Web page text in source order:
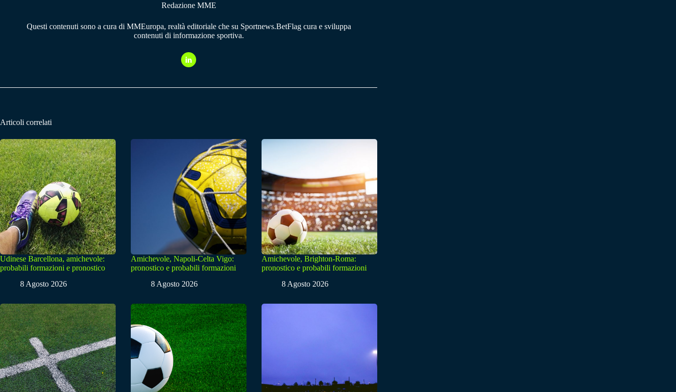
Redazione MME
Questi contenuti sono a cura di MMEuropa, realtà editoriale che su Sportnews.BetFlag cura e sviluppa
contenuti di informazione sportiva.
Articoli correlati
Udinese Barcellona, amichevole:
probabili formazioni e pronostico
8 Agosto 2026
Amichevole, Napoli-Celta Vigo:
pronostico e probabili formazioni
8 Agosto 2026
Amichevole, Brighton-Roma:
pronostico e probabili formazioni
8 Agosto 2026